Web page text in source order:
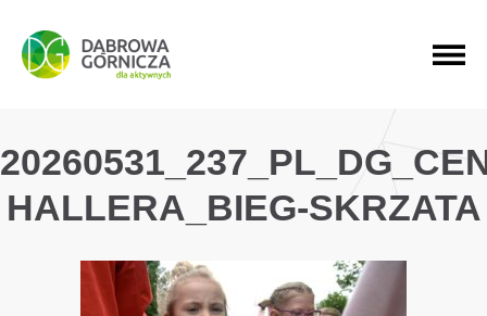
PRZEJDŹ DO MENU GŁÓWNEGO
PRZEJDŹ DO WYSZUKIWARKI
PRZEJDŹ DO TREŚCI
HALLERA_BIEG-SKRZATA